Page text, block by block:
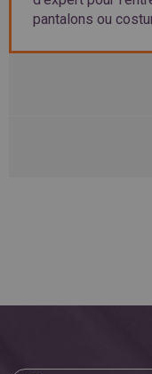
pantalons ou